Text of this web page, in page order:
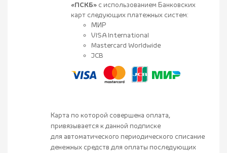
«ПСКБ» с использованием Банковских
карт следующих платежных систем:
МИР
VISA International
Mastercard Worldwide
JCB
Карта по которой совершена оплата,
привязывается к данной подписке
для автоматического периодического списание
денежных средств для оплаты последующих